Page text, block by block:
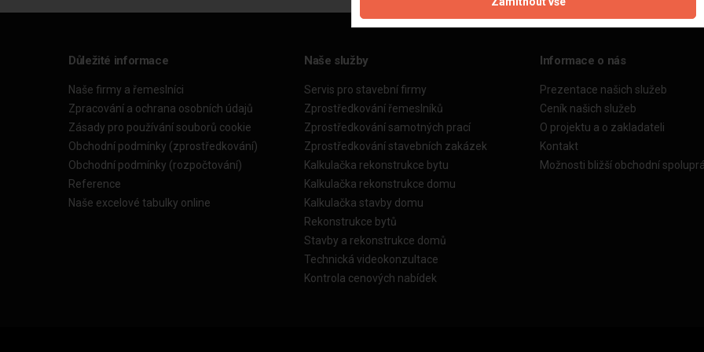
Důležité informace
Naše firmy a řemeslníci
Zpracování a ochrana osobních údajů
Zásady pro používání souborů cookie
Obchodní podmínky (zprostředkování)
Obchodní podmínky (rozpočtování)
Reference
Naše excelové tabulky online
Naše služby
Servis pro stavební firmy
Zprostředkování řemeslníků
Zprostředkování samotných prací
Zprostředkování stavebních zakázek
Kalkulačka rekonstrukce bytu
Kalkulačka rekonstrukce domu
Kalkulačka stavby domu
Rekonstrukce bytů
Stavby a rekonstrukce domů
Technická videokonzultace
Kontrola cenových nabídek
Informace o nás
Prezentace našich služeb
Ceník našich služeb
O projektu a o zakladateli
Kontakt
Možnosti bližší obchodní